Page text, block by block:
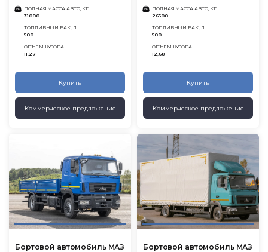
ПОЛНАЯ МАССА АВТО, КГ
31000
ТОПЛИВНЫЙ БАК, Л
500
ОБЪЕМ КУЗОВА
11,27
Купить
Коммерческое предложение
ПОЛНАЯ МАССА АВТО, КГ
26500
ТОПЛИВНЫЙ БАК, Л
500
ОБЪЕМ КУЗОВА
12,68
Купить
Коммерческое предложение
Бортовой автомобиль МАЗ
Бортовой автомобиль МАЗ